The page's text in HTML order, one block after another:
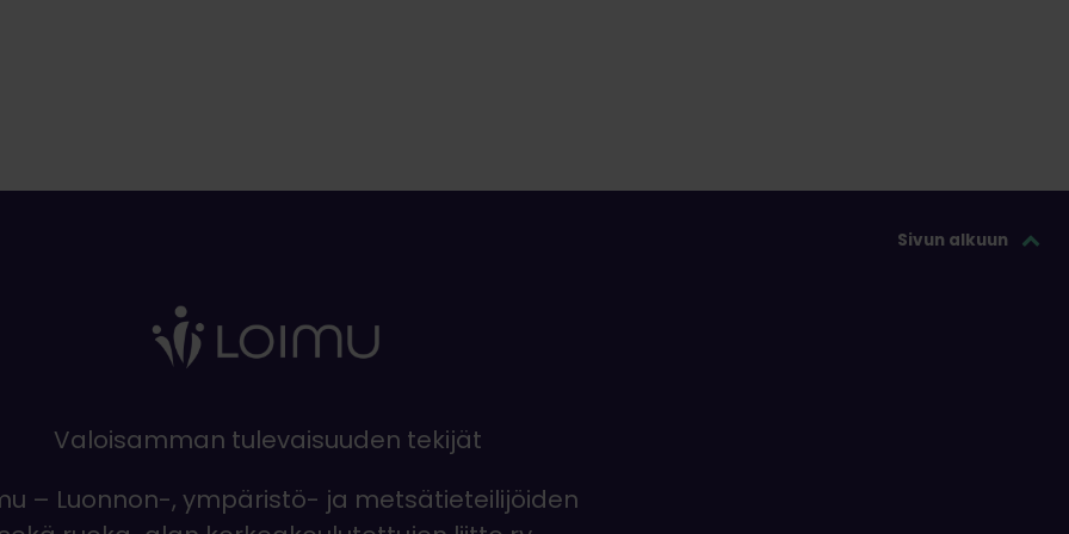
Sivun alkuun
Valoisamman tulevaisuuden tekijät
– Luonnon-, ympäristö- ja metsätieteilijöiden